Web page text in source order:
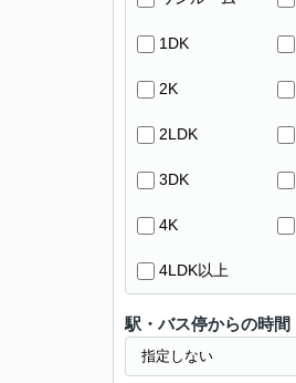
1DK
2K
2LDK
3DK
4K
4LDK以上
駅・バス停からの時間